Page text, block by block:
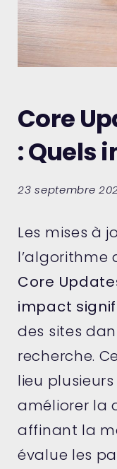
Core
: Quels
23 septembre
Les mises à
l’algorithme
Core
impact
des sites
recherche.
lieu
améliorer la
affinant la
évalue les